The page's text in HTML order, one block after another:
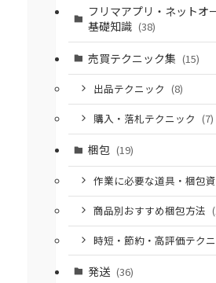
フリマアプリ・ネットオ
基礎知識 (38)
売買テクニック集 (15)
出品テクニック (8)
購入・落札テクニック (7)
梱包 (19)
作業に必要な道具・梱包
商品別おすすめ梱包方法
時短・節約・高評価テク
発送 (36)